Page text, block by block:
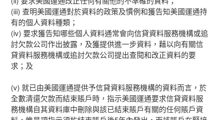
(iii) 查明美國運通對於資料的政策及慣例和獲告知美國運通持
有的個人資料種類；
(iv) 要求獲告知哪些個人資料通常會向信貸資料服務機構或追
討欠款公司作出披露，及獲提供進一步資料，藉以向有關信
貸資料服務機構或追討欠款公司提出查閱和改正資料的要
求；及
(v) 就已由美國運通提供予信貸資料服務機構的資料而言，於
全數清還欠款而結束賬戶時，指示美國運通要求信貸資料服
務機構自其資料庫中刪除與該已結束賬戶有關的任何賬戶資